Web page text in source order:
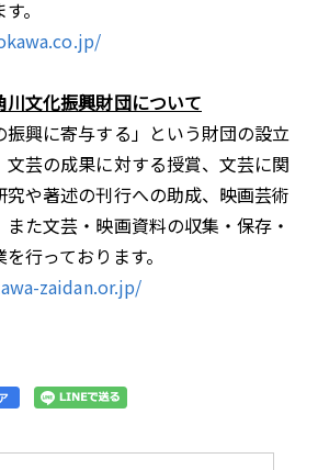
。
文化振興財団について
興に寄与する」という財団の設立
文芸の成果に対する授賞、文芸に関
や著述の刊行への助成、映画芸術
た文芸・映画資料の収集・保存・
行っております。
zaidan.or.jp/